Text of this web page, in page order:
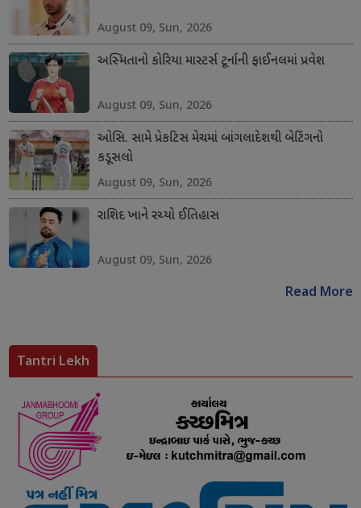
August 09, Sun, 2026
અસ્મિતાનો કોરિયા માસ્ટર્સ ટૂર્નાની ફાઈનલમાં પ્રવેશ
August 09, Sun, 2026
ઓસિ. સામે પ્રેકટિસ મેચમાં બાંગલાદેશથી બેટિંગનો
કડૂસલો
August 09, Sun, 2026
રાશિદ ખાને રચ્યો ઈતિહાસ
August 09, Sun, 2026
Read More
Tantri Lekh